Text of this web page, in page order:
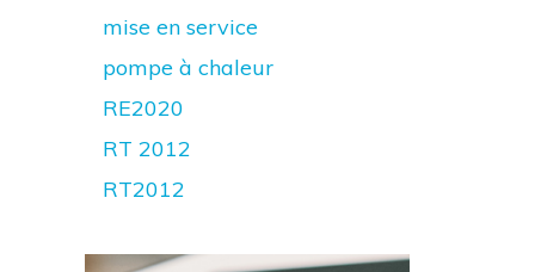
mise en service
pompe à chaleur
RE2020
RT 2012
RT2012